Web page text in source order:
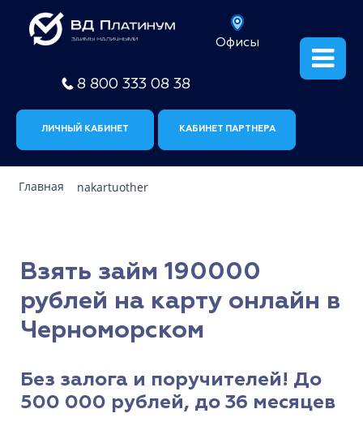
Офисы
8 800 333 08 38
ЛИЧНЫЙ КАБИНЕТ КАБИНЕТ ПАРТНЕРА
Главная nakartuother
Взять займ 190000
рублей на карту онлайн в
Черноморском
Без залога и поручителей! До
500 000 рублей, до 36 месяцев